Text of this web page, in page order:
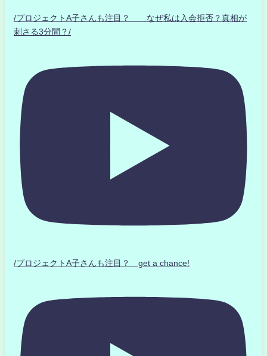
/プロジェクトA子さんも注目？ なぜ私は入会拒否？真相が
刺さる3分間？/
/プロジェクトA子さんも注目？ get a chance!